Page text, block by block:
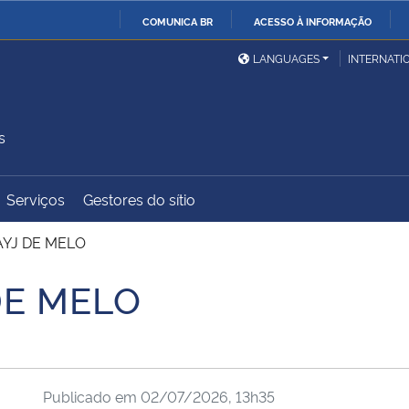
COMUNICA BR ACESSO À INFORMAÇÃO
Ministério da Defesa
Ministério das Relações
Exteriores
Ministério do
Desenvolvimento Regional
Advocacia-Geral da União
LANGUAGES
Serviços Gestores do sítio
DE MELO
MELO
Publicado em 02/07/2026, 13h35